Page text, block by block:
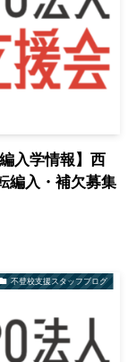
入学情報】西
編入・補欠募集
不登校支援スタッフブログ